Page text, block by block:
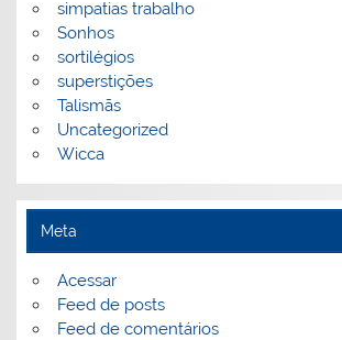
simpatias trabalho
Sonhos
sortilégios
superstições
Talismãs
Uncategorized
Wicca
Meta
Acessar
Feed de posts
Feed de comentários